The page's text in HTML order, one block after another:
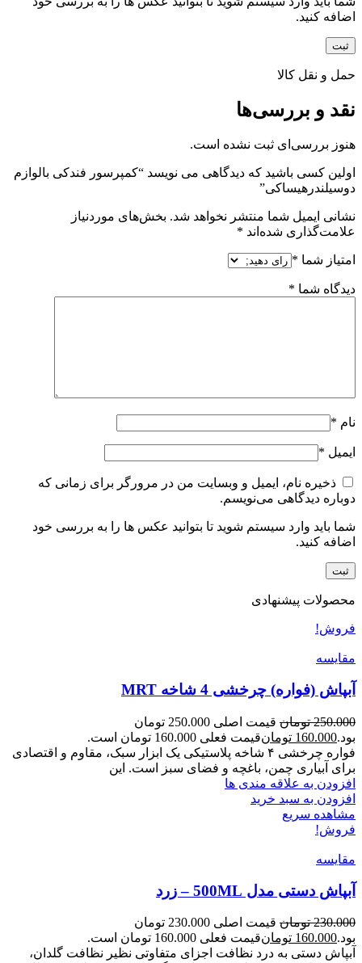
اضافه کنید.
حمل و نقل کالا
نقد و بررسی‌ها
هنوز بررسی‌ای ثبت نشده است.
اولین کسی باشید که دیدگاهی می نویسد “کمپرسور فندکی بالوازم
دوسیلندرهیساکی”
نشانی ایمیل شما منتشر نخواهد شد. بخش‌های موردنیاز
علامت‌گذاری شده‌اند *
امتیاز شما *
دیدگاه شما *
نام *
ایمیل *
ذخیره نام، ایمیل و وبسایت من در مرورگر برای زمانی که
دوباره دیدگاهی می‌نویسم.
شما باید وارد سیستم شوید تا بتوانید عکس ها را به بررسی خود
اضافه کنید.
محصولات پیشنهادی
فروش!
مقایسه
آبپاش (فواره) چرخشی 4 شاخه MRT
250.000 تومان
قیمت اصلی 250.000 تومان
بود.160.000 تومانقیمت فعلی 160.000 تومان است.
فواره چرخشی ۴ شاخه پلاستیکی یک ابزار سبک، مقاوم و اقتصادی
برای آبیاری چمن، باغچه و فضای سبز است. این
افزودن به علاقه مندی ها
افزودن به سبد خرید
مشاهده سریع
فروش!
مقایسه
آبپاش دستی مدل 500ML – زرد
230.000 تومان
قیمت اصلی 230.000 تومان
بود.160.000 تومانقیمت فعلی 160.000 تومان است.
آبپاش دستی به درد نظافت اجزای متفاوتی نظیر نظافت گلدان،